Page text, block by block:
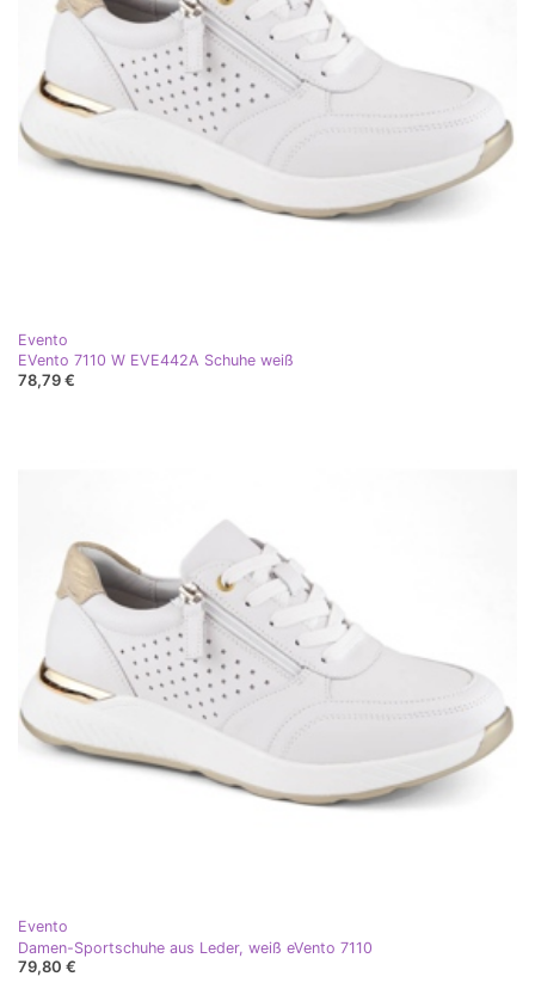
Evento
EVento 7110 W EVE442A Schuhe weiß
78,79 €
Evento
Damen-Sportschuhe aus Leder, weiß eVento 7110
79,80 €